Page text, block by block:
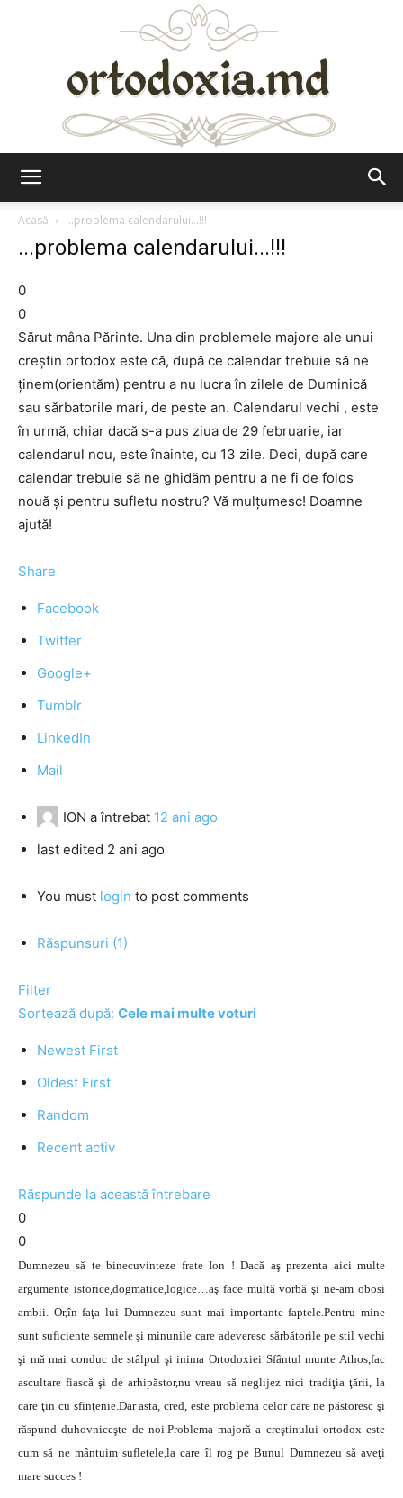
Acasă
...problema calendarului...!!!
...problema calendarului...!!!
0
0
Sărut mâna Părinte. Una din problemele majore ale unui
creștin ortodox este că, după ce calendar trebuie să ne
ținem(orientăm) pentru a nu lucra în zilele de Duminică
sau sărbatorile mari, de peste an. Calendarul vechi , este
în urmă, chiar dacă s-a pus ziua de 29 februarie, iar
calendarul nou, este înainte, cu 13 zile. Deci, după care
calendar trebuie să ne ghidăm pentru a ne fi de folos
nouă și pentru sufletu nostru? Vă mulțumesc! Doamne
ajută!
Share
Facebook
Twitter
Google+
Tumblr
LinkedIn
Mail
ION a întrebat 12 ani ago
last edited 2 ani ago
You must login to post comments
Răspunsuri (1)
Filter
Sortează după: Cele mai multe voturi
Newest First
Oldest First
Random
Recent activ
Răspunde la această întrebare
0
0
Dumnezeu să te binecuvinteze frate Ion ! Dacă aş prezenta aici multe
argumente istorice,dogmatice,logice…aş face multă vorbă şi ne-am obosi
ambii. Or,în faţa lui Dumnezeu sunt mai importante faptele.Pentru mine
sunt suficiente semnele şi minunile care adeveresc sărbătorile pe stil vechi
şi mă mai conduc de stâlpul şi inima Ortodoxiei Sfântul munte Athos,fac
ascultare fiască şi de arhipăstor,nu vreau să neglijez nici tradiţia ţării, la
care ţin cu sfinţenie.Dar asta, cred, este problema celor care ne păstoresc şi
răspund duhovniceşte de noi.Problema majoră a creştinului ortodox este
cum să ne mântuim sufletele,la care îl rog pe Bunul Dumnezeu să aveţi
mare succes !